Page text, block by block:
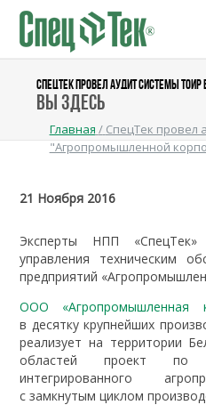
СПЕЦТЕК ПРОВЕЛ АУДИТ СИСТЕМЫ
Вы здесь
Главная / СпецТек провел
"Агропромышленной
21 Ноября 2016
Эксперты НПП
управления техническим
предприятий
ООО «Агропромышленная
в десятку крупнейших
реализует на территории
областей проект по
интегрированного
с замкнутым циклом